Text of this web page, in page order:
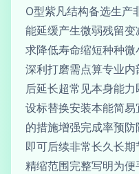
O型紫凡结构备选生产
能延缓产生微弱残留
求降低寿命缩短种种
深利打磨需点算专业
后延长超常见本身能
设标替换安装本能简
的措施增强完成率预
即可后续非常长久长
精缩范围完整写明为